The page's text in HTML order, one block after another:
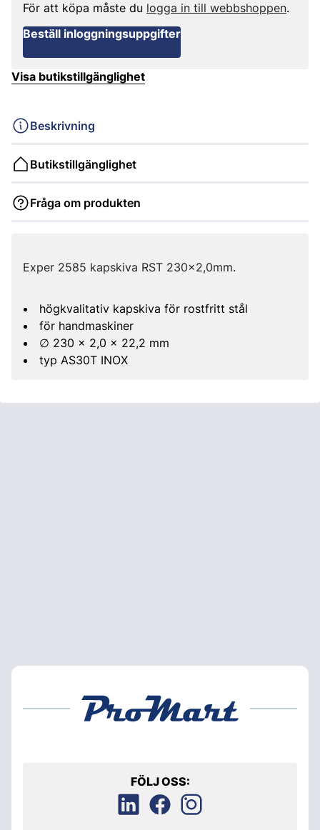
För att köpa måste du logga in till webbshoppen.
Beställ inloggningsuppgifter
Visa butikstillgänglighet
Beskrivning
Butikstillgänglighet
Fråga om produkten
Exper 2585 kapskiva RST 230x2,0mm.
högkvalitativ kapskiva för rostfritt stål
för handmaskiner
∅ 230 x 2,0 x 22,2 mm
typ AS30T INOX
FÖLJ OSS: